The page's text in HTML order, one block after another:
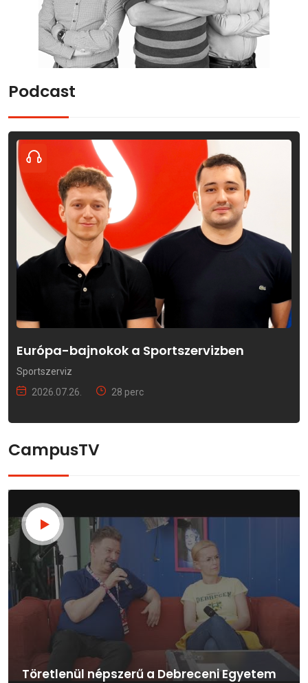
Podcast
Európa-bajnokok a Sportszervizben
Sportszerviz
2026.07.26.
28 perc
CampusTV
Töretlenül népszerű a Debreceni Egyetem